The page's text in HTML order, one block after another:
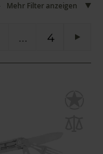
Mehr Filter anzeigen
4